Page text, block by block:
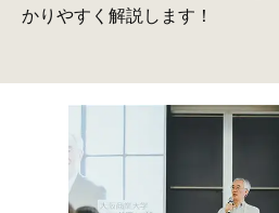
かりやすく解説します！